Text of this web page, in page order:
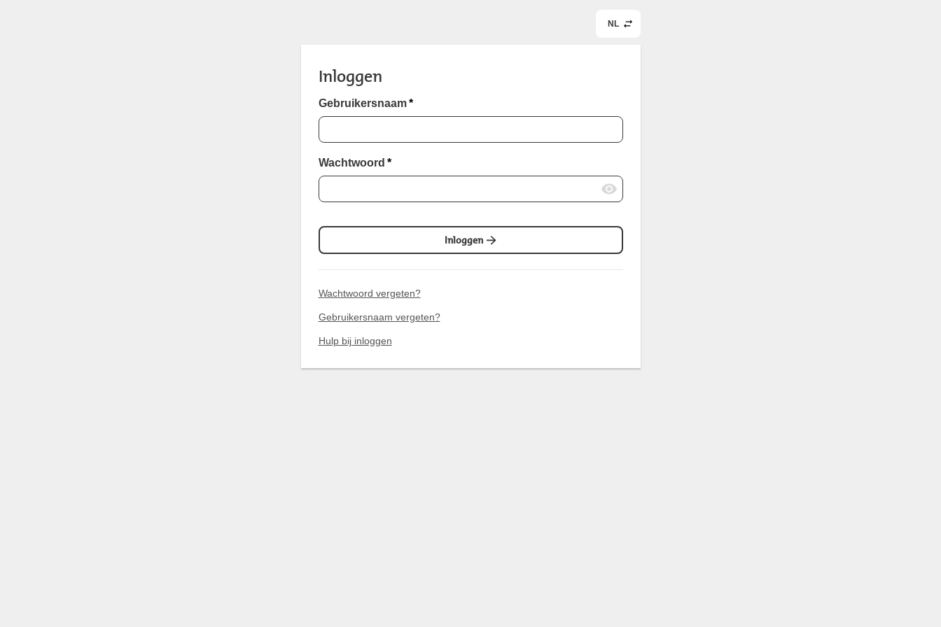
NL
Inloggen
Gebruikersnaam *
Wachtwoord *
Inloggen
Wachtwoord vergeten?
Gebruikersnaam vergeten?
Hulp bij inloggen